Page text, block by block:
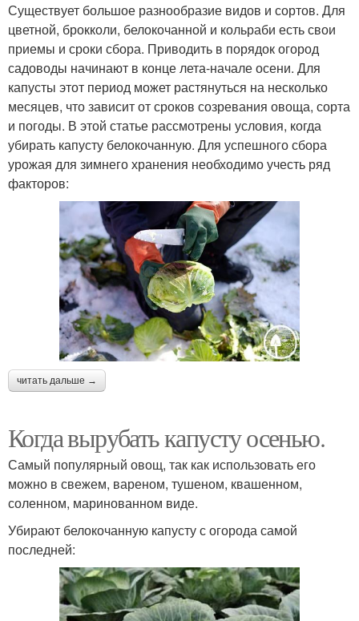
Существует большое разнообразие видов и сортов. Для
цветной, брокколи, белокочанной и кольраби есть свои
приемы и сроки сбора. Приводить в порядок огород
садоводы начинают в конце лета-начале осени. Для
капусты этот период может растянуться на несколько
месяцев, что зависит от сроков созревания овоща, сорта
и погоды. В этой статье рассмотрены условия, когда
убирать капусту белокочанную. Для успешного сбора
урожая для зимнего хранения необходимо учесть ряд
факторов:
читать дальше →
Когда вырубать капусту осенью.
Самый популярный овощ, так как использовать его
можно в свежем, вареном, тушеном, квашенном,
соленном, маринованном виде.
Убирают белокочанную капусту с огорода самой
последней: